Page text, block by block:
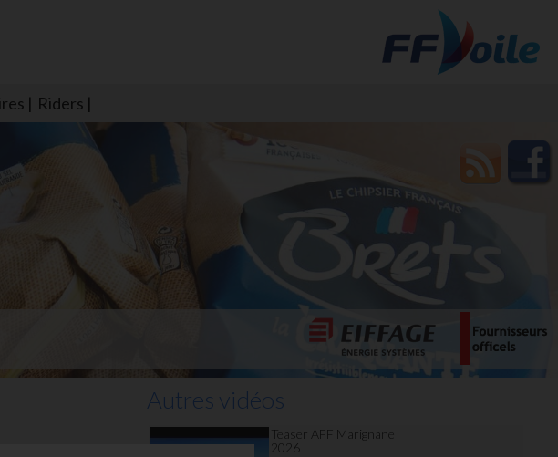
Riders
n'ait jamais le goût des
Autres vidéos
Teaser AFF Marignane
2026